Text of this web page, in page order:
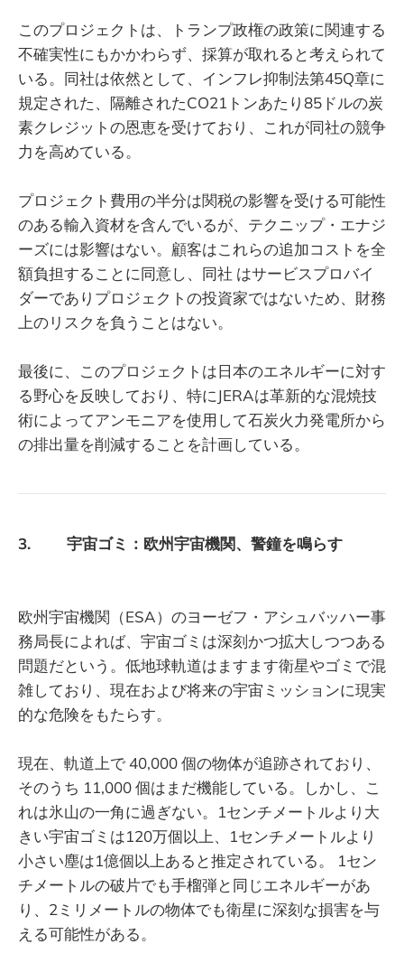
このプロジェクトは、トランプ政権の政策に関連する
不確実性にもかかわらず、採算が取れると考えられて
いる。同社は依然として、インフレ抑制法第45Q章に
規定された、隔離されたCO21トンあたり85ドルの炭
素クレジットの恩恵を受けており、これが同社の競争
力を高めている。
プロジェクト費用の半分は関税の影響を受ける可能性
のある輸入資材を含んでいるが、テクニップ・エナジ
ーズには影響はない。顧客はこれらの追加コストを全
額負担することに同意し、同社 はサービスプロバイ
ダーでありプロジェクトの投資家ではないため、財務
上のリスクを負うことはない。
最後に、このプロジェクトは日本のエネルギーに対す
る野心を反映しており、特にJERAは革新的な混焼技
術によってアンモニアを使用して石炭火力発電所から
の排出量を削減することを計画している。
3. 宇宙ゴミ：欧州宇宙機関、警鐘を鳴らす
欧州宇宙機関（ESA）のヨーゼフ・アシュバッハー事
務局長によれば、宇宙ゴミは深刻かつ拡大しつつある
問題だという。低地球軌道はますます衛星やゴミで混
雑しており、現在および将来の宇宙ミッションに現実
的な危険をもたらす。
現在、軌道上で 40,000 個の物体が追跡されており、
そのうち 11,000 個はまだ機能している。しかし、こ
れは氷山の一角に過ぎない。1センチメートルより大
きい宇宙ゴミは120万個以上、1センチメートルより
小さい塵は1億個以上あると推定されている。 1セン
チメートルの破片でも手榴弾と同じエネルギーがあ
り、2ミリメートルの物体でも衛星に深刻な損害を与
える可能性がある。